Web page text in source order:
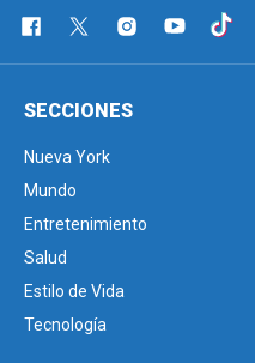
SECCIONES
Nueva York
Mundo
Entretenimiento
Salud
Estilo de Vida
Tecnología